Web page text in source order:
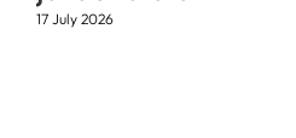
17 July 2026